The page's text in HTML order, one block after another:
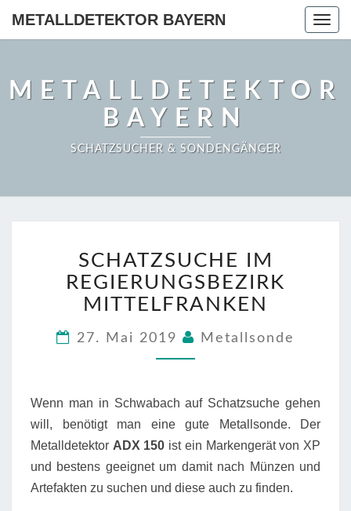
METALLDETEKTOR BAYERN
METALLDETEKTOR
BAYERN
SCHATZSUCHER & SONDENGÄNGER
REGIERUNGSBEZIRK
MITTELFRANKEN
SCHATZSUCHE IM
REGIERUNGSBEZIRK
MITTELFRANKEN
27. Mai 2019 Metallsonde
Wenn man in Schwabach auf Schatzsuche gehen
will, benötigt man eine gute Metallsonde. Der
Metalldetektor ADX 150 ist ein Markengerät von XP
und bestens geeignet um damit nach Münzen und
Artefakten zu suchen und diese auch zu finden.